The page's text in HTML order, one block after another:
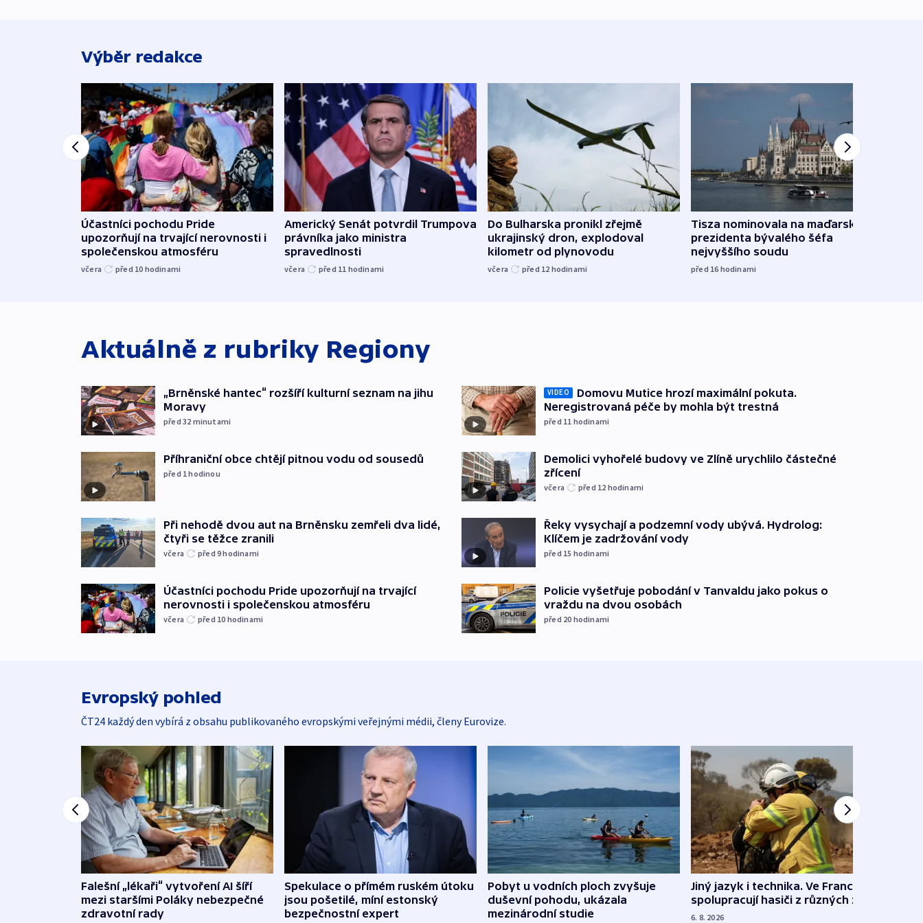
Výběr redakce
Účastníci pochodu Pride
upozorňují na trvající nerovnosti i
společenskou atmosféru
včera před 10 hodinami
Americký Senát potvrdil Trumpova
právníka jako ministra
spravedlnosti
včera před 11 hodinami
Do Bulharska pronikl zřejmě
ukrajinský dron, explodoval
kilometr od plynovodu
včera před 12 hodinami
Tisza nominovala na maďarského
prezidenta bývalého šéfa
nejvyššího soudu
před 16 hodinami
Aktuálně z rubriky Regiony
„Brněnské hantec“ rozšíří kulturní seznam na jihu
Moravy
před 32 minutami
Příhraniční obce chtějí pitnou vodu od sousedů
před 1hodinou
Při nehodě dvou aut na Brněnsku zemřeli dva lidé,
čtyři se těžce zranili
včera před 9hodinami
Účastníci pochodu Pride upozorňují na trvající
nerovnosti i společenskou atmosféru
včera před 10 hodinami
VIDEO
Domovu Mutice hrozí maximální pokuta.
Neregistrovaná péče by mohla být trestná
před 11 hodinami
Demolici vyhořelé budovy ve Zlíně urychlilo částečné
zřícení
včera před 12 hodinami
Řeky vysychají a podzemní vody ubývá. Hydrolog:
Klíčem je zadržování vody
před 15 hodinami
Policie vyšetřuje pobodání v Tanvaldu jako pokus o
vraždu na dvou osobách
před 20 hodinami
Evropský pohled
ČT24 každý den vybírá z obsahu publikovaného evropskými veřejnými médii, členy Eurovize.
Falešní „lékaři“ vytvoření AI šíří
mezi staršími Poláky nebezpečné
zdravotní rady
Spekulace o přímém ruském útoku
jsou pošetilé, míní estonský
bezpečnostní expert
Pobyt u vodních ploch zvyšuje
duševní pohodu, ukázala
mezinárodní studie
Jiný jazyk i technika. Ve Francii
spolupracují hasiči z různých zemí
6. 8. 2026